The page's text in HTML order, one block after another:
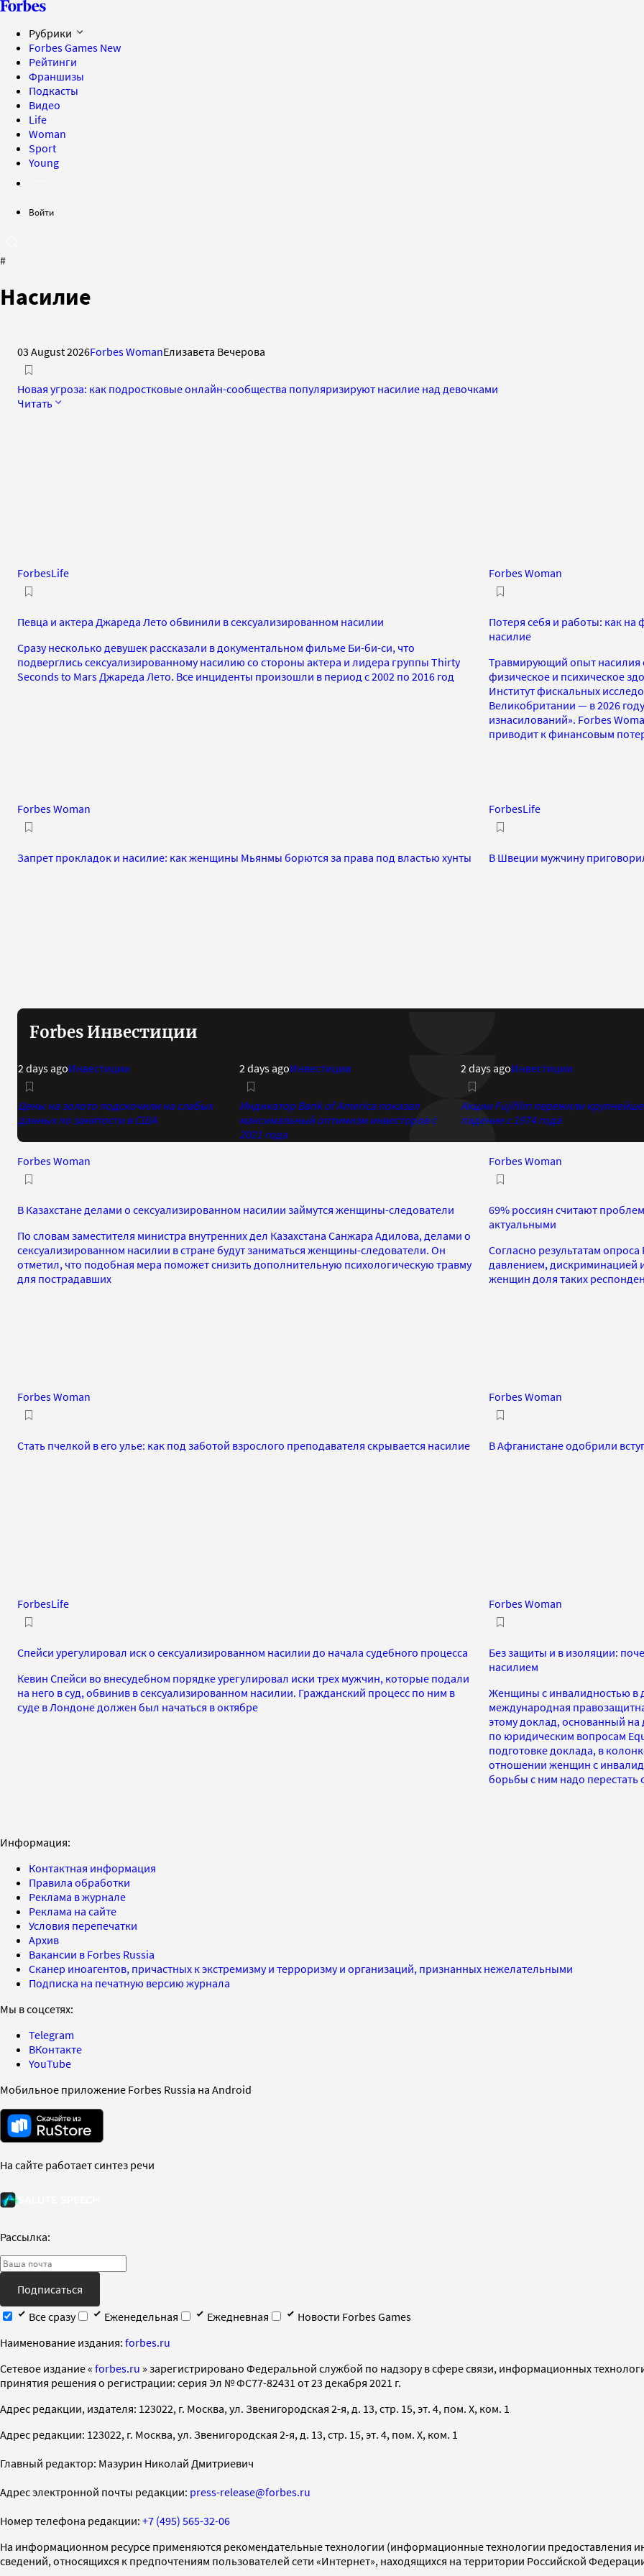
Рубрики
Forbes Games New
Рейтинги
Франшизы
Подкасты
Видео
Life
Woman
Sport
Young
Войти
#
Насилие
03 August 2026Forbes WomanЕлизавета Вечерова
Новая угроза: как подростковые онлайн-сообщества популяризируют насилие над девочками
Читать
ForbesLife
Певца и актера Джареда Лето обвинили в сексуализированном насилии
Сразу несколько девушек рассказали в документальном фильме Би-би-си, что
подверглись сексуализированному насилию со стороны актера и лидера группы Thirty
Seconds to Mars Джареда Лето. Все инциденты произошли в период с 2002 по 2016 год
Forbes Woman
Потеря себя и работы: как
насилие
Травмирующий опыт насилия
физическое и психическое
Институт фискальных
Великобритании — в 2026
изнасилований». Forbes
приводит к финансовым
Forbes Woman
Запрет прокладок и насилие: как женщины Мьянмы борются за права под властью хунты
ForbesLife
В Швеции мужчину
Forbes Инвестиции
2 days agoИнвестиции
Цены на золото подскочили на слабых
данных по занятости в США
2 days agoИнвестиции
Индикатор Bank of America показал
максимальный оптимизм инвесторов с
2021 года
2 days agoИнвестиции
Акции Fujifilm пережили
падение с 1974 года
Forbes Woman
В Казахстане делами о сексуализированном насилии займутся женщины-следователи
По словам заместителя министра внутренних дел Казахстана Санжара Адилова, делами о
сексуализированном насилии в стране будут заниматься женщины-следователи. Он
отметил, что подобная мера поможет снизить дополнительную психологическую травму
для пострадавших
Forbes Woman
69% россиян считают
актуальными
Согласно результатам
давлением, дискриминацией
женщин доля таких
Forbes Woman
Стать пчелкой в его улье: как под заботой взрослого преподавателя скрывается насилие
Forbes Woman
В Афганистане одобрили
ForbesLife
Спейси урегулировал иск о сексуализированном насилии до начала судебного процесса
Кевин Спейси во внесудебном порядке урегулировал иски трех мужчин, которые подали
на него в суд, обвинив в сексуализированном насилии. Гражданский процесс по ним в
суде в Лондоне должен был начаться в октябре
Forbes Woman
Без защиты и в изоляции:
насилием
Женщины с инвалидностью в
международная
этому доклад, основанный
по юридическим вопросам
подготовке доклада, в
отношении женщин с
борьбы с ним надо
Информация:
Контактная информация
Правила обработки
Реклама в журнале
Реклама на сайте
Условия перепечатки
Архив
Вакансии в Forbes Russia
Сканер иноагентов, причастных к экстремизму и терроризму и организаций, признанных нежелательными
Подписка на печатную версию журнала
Мы в соцсетях:
Telegram
ВКонтакте
YouTube
Мобильное приложение Forbes Russia на Android
На сайте работает синтез речи
Рассылка:
Подписаться
Все сразу
Еженедельная Ежедневная
Новости Forbes Games
Наименование издания: forbes.ru
Cетевое издание « forbes.ru » зарегистрировано Федеральной службой по надзору в сфере связи, информационных
принятия решения о регистрации: серия Эл № ФС77-82431 от 23 декабря 2021 г.
Адрес редакции, издателя: 123022, г. Москва, ул. Звенигородская 2-я, д. 13, стр. 15, эт. 4, пом. X, ком. 1
Адрес редакции: 123022, г. Москва, ул. Звенигородская 2-я, д. 13, стр. 15, эт. 4, пом. X, ком. 1
Главный редактор: Мазурин Николай Дмитриевич
Адрес электронной почты редакции: press-release@forbes.ru
Номер телефона редакции: +7 (495) 565-32-06
На информационном ресурсе применяются рекомендательные технологии (информационные технологии предоставления
сведений, относящихся к предпочтениям пользователей сети «Интернет», находящихся на территории Российской